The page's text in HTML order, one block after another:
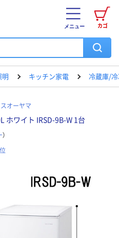
カゴ
メニュー
キッチン家電 冷蔵庫/冷
オーヤマ
ホワイト IRSD-9B-W 1台
）